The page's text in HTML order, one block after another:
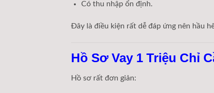
Có thu nhập ổn định.
Đây là điều kiện rất dễ đáp ứng nên hầu
Hồ Sơ Vay 1 Triệu Chỉ
Hồ sơ rất đơn giản: